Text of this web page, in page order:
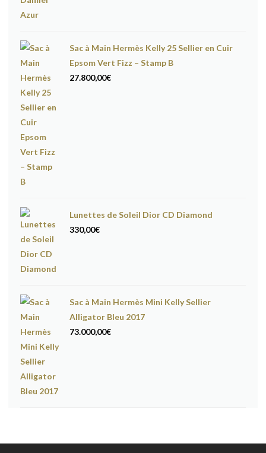
Sac à Main Hermès Kelly 25 Sellier en Cuir
Epsom Vert Fizz – Stamp B
27.800,00€
Lunettes de Soleil Dior CD Diamond
330,00€
Sac à Main Hermès Mini Kelly Sellier
Alligator Bleu 2017
73.000,00€